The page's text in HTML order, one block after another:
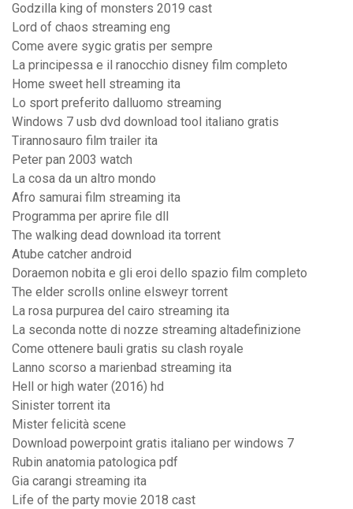
Godzilla king of monsters 2019 cast
Lord of chaos streaming eng
Come avere sygic gratis per sempre
La principessa e il ranocchio disney film completo
Home sweet hell streaming ita
Lo sport preferito dalluomo streaming
Windows 7 usb dvd download tool italiano gratis
Tirannosauro film trailer ita
Peter pan 2003 watch
La cosa da un altro mondo
Afro samurai film streaming ita
Programma per aprire file dll
The walking dead download ita torrent
Atube catcher android
Doraemon nobita e gli eroi dello spazio film completo
The elder scrolls online elsweyr torrent
La rosa purpurea del cairo streaming ita
La seconda notte di nozze streaming altadefinizione
Come ottenere bauli gratis su clash royale
Lanno scorso a marienbad streaming ita
Hell or high water (2016) hd
Sinister torrent ita
Mister felicità scene
Download powerpoint gratis italiano per windows 7
Rubin anatomia patologica pdf
Gia carangi streaming ita
Life of the party movie 2018 cast